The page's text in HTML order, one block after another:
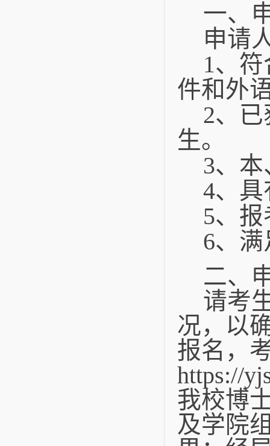
一、
申请
1、 符
件和外
2、
生。
3、
4、
5、
6、
二、
请考
况，以
报名，
https://
我校博
及学院